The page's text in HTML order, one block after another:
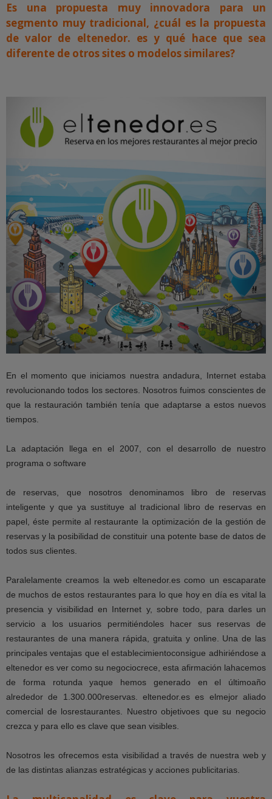
Es una propuesta muy innovadora para un
segmento muy tradicional, ¿cuál es la propuesta
de valor de eltenedor. es y qué hace que sea
diferente de otros sites o modelos similares?
En el momento que iniciamos nuestra andadura, Internet estaba
revolucionando todos los sectores. Nosotros fuimos conscientes de
que la restauración también tenía que adaptarse a estos nuevos
tiempos.
La adaptación llega en el 2007, con el desarrollo de nuestro
programa o software
de reservas, que nosotros denominamos libro de reservas
inteligente y que ya sustituye al tradicional libro de reservas en
papel, éste permite al restaurante la optimización de la gestión de
reservas y la posibilidad de constituir una potente base de datos de
todos sus clientes.
Paralelamente creamos la web eltenedor.es como un escaparate
de muchos de estos restaurantes para lo que hoy en día es vital la
presencia y visibilidad en Internet y, sobre todo, para darles un
servicio a los usuarios permitiéndoles hacer sus reservas de
restaurantes de una manera rápida, gratuita y online. Una de las
principales ventajas que el establecimientoconsigue adhiriéndose a
eltenedor es ver como su negociocrece, esta afirmación lahacemos
de forma rotunda yaque hemos generado en el últimoaño
alrededor de 1.300.000reservas. eltenedor.es es elmejor aliado
comercial de losrestaurantes. Nuestro objetivoes que su negocio
crezca y para ello es clave que sean visibles.
Nosotros les ofrecemos esta visibilidad a través de nuestra web y
de las distintas alianzas estratégicas y acciones publicitarias.